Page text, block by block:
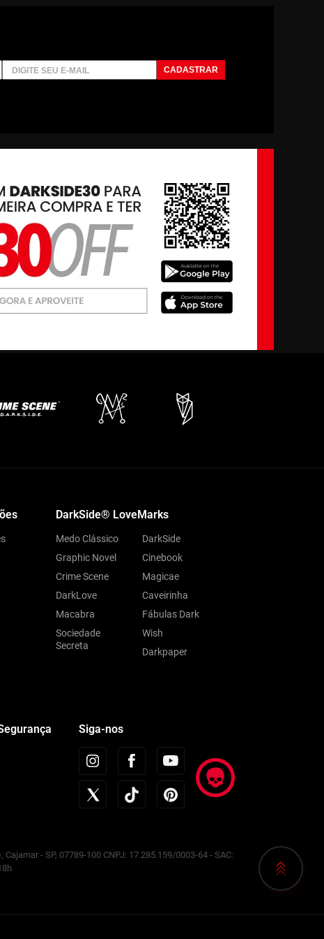
CADASTRAR
DarkSide® LoveMarks
Medo Clássico
Graphic Novel
Crime Scene
DarkLove
Macabra
Sociedade
Secreta
DarkSide
Cinebook
Magicae
Caveirinha
Fábulas Dark
Wish
Darkpaper
Siga-nos
- SP, 07789-100 CNPJ: 17.285.159/0003-64 - SAC: